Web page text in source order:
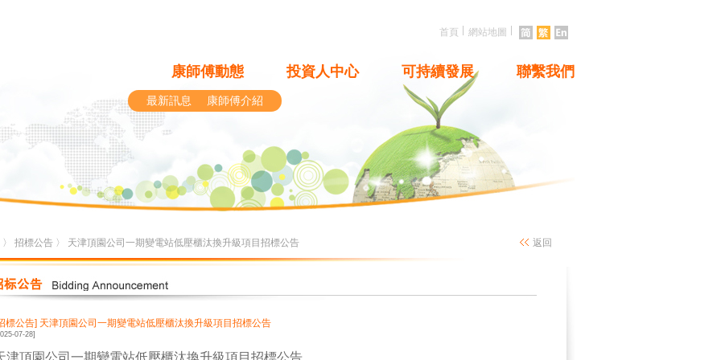
首頁 網站地圖
康師傅動態 投資人中心 可持續發展 聯繫我們
最新訊息 康師傅介紹
〉 招標公告 〉 天津頂園公司一期變電站低壓櫃汰換升級項目招標公告 返回
標公告] 天津頂園公司一期變電站低壓櫃汰換升級項目招標公告
07-28]
津頂園公司一期變電站低壓櫃汰換升級項目招標公告